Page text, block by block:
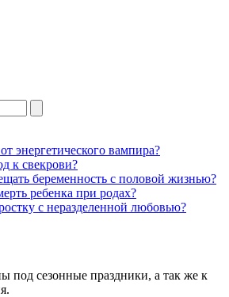
энергетического вампира?
к свекрови?
беременность с половой жизнью?
ребенка при родах?
с неразделенной любовью?
под сезонные праздники, а так же к